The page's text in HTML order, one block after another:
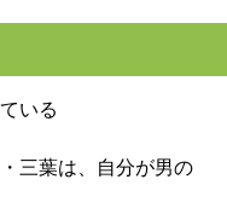
いる
三葉は、自分が男の